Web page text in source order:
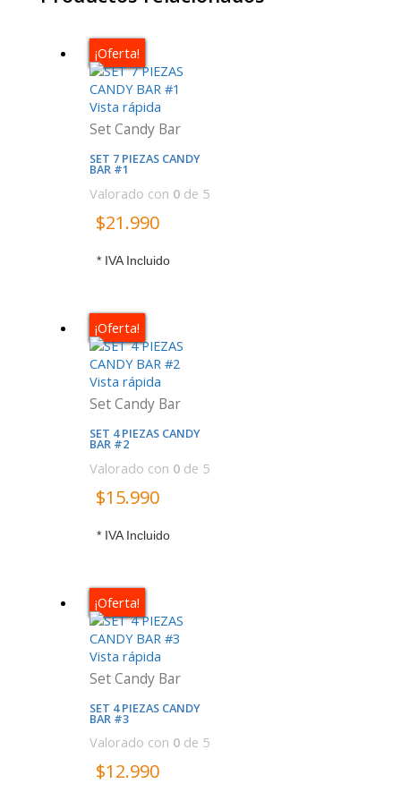
¡Oferta!
Vista rápida
Set Candy Bar
SET 7 PIEZAS CANDY
BAR #1
Valorado con 0de 5
$21.990
* IVA Incluido
¡Oferta!
Vista rápida
Set Candy Bar
SET 4 PIEZAS CANDY
BAR #2
Valorado con 0de 5
$15.990
* IVA Incluido
¡Oferta!
Vista rápida
Set Candy Bar
SET 4 PIEZAS CANDY
BAR #3
Valorado con 0de 5
$12.990